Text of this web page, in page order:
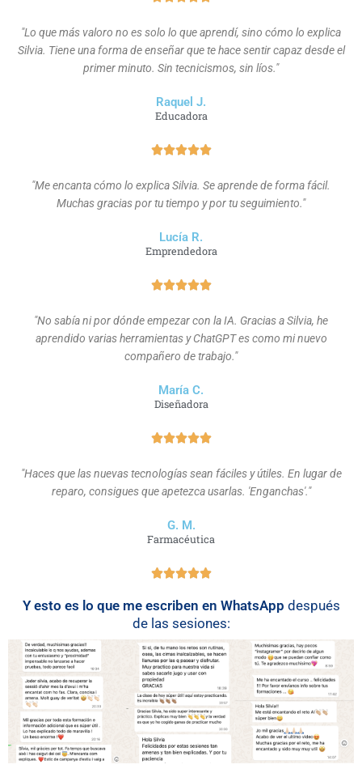
"Lo que más valoro no es solo lo que aprendí, sino cómo lo explica
Silvia. Tiene una forma de enseñar que te hace sentir capaz desde el
primer minuto. Sin tecnicismos, sin líos."
Raquel J.
Educadora
"Me encanta cómo lo explica Silvia. Se aprende de forma fácil.
Muchas gracias por tu tiempo y por tu seguimiento."
Lucía R.
Emprendedora
"No sabía ni por dónde empezar con la IA. Gracias a Silvia, he
aprendido varias herramientas y ChatGPT es como mi nuevo
compañero de trabajo."
María C.
Diseñadora
"Haces que las nuevas tecnologías sean fáciles y útiles. En lugar de
reparo, consigues que apetezca usarlas. 'Enganchas'."
G. M.
Farmacéutica
Y esto es lo que me escriben en WhatsApp después
de las sesiones: